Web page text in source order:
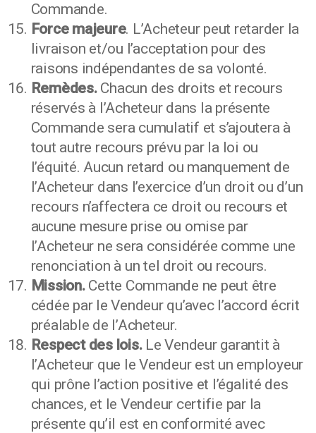
Commande.
Force majeure. L’Acheteur peut retarder la
livraison et/ou l’acceptation pour des
raisons indépendantes de sa volonté.
Remèdes. Chacun des droits et recours
réservés à l’Acheteur dans la présente
Commande sera cumulatif et s’ajoutera à
tout autre recours prévu par la loi ou
l’équité. Aucun retard ou manquement de
l’Acheteur dans l’exercice d’un droit ou d’un
recours n’affectera ce droit ou recours et
aucune mesure prise ou omise par
l’Acheteur ne sera considérée comme une
renonciation à un tel droit ou recours.
Mission. Cette Commande ne peut être
cédée par le Vendeur qu’avec l’accord écrit
préalable de l’Acheteur.
Respect des lois.Le Vendeur garantit à
l’Acheteur que le Vendeur est un employeur
qui prône l’action positive et l’égalité des
chances, et le Vendeur certifie par la
présente qu’il est en conformité avec